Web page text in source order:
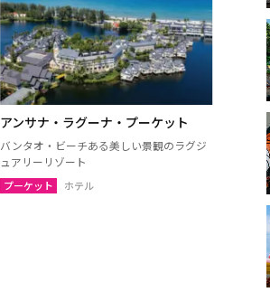
アユタヤ
ホアヒン（プラチュアッブキリカ
ン）
チャイナート
パトゥムターニー
ラーチャブリー
シンブリー
アンサナ・ラグーナ・プーケット
バンタオ・ビーチある美しい景観のラグジ
ュアリーリゾート
プーケット ホテル